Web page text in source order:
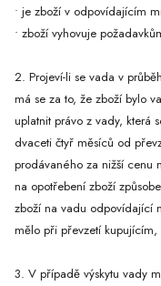
• je zboží v odpovídajícím
• zboží vyhovuje
2. Projeví-li se vada v
má se za to, že zboží bylo
uplatnit právo z vady, která
dvaceti čtyř měsíců od
prodávaného za nižší cenu
na opotřebení zboží
zboží na vadu odpovídající
mělo při převzetí kupujícím,
3. V případě výskytu vady